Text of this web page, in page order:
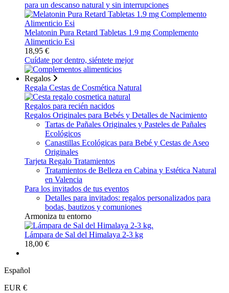
para un descanso natural y sin interrupciones
Melatonin Pura Retard Tabletas 1.9 mg Complemento
Alimenticio Esi
18,95 €
Cuídate por dentro, siéntete mejor
Regalos
Regala Cestas de Cosmética Natural
Regalos para recién nacidos
Regalos Originales para Bebés y Detalles de Nacimiento
Tartas de Pañales Originales y Pasteles de Pañales
Ecológicos
Canastillas Ecológicas para Bebé y Cestas de Aseo
Originales
Tarjeta Regalo Tratamientos
Tratamientos de Belleza en Cabina y Estética Natural
en Valencia
Para los invitados de tus eventos
Detalles para invitados: regalos personalizados para
bodas, bautizos y comuniones
Armoniza tu entorno
Lámpara de Sal del Himalaya 2-3 kg
18,00 €
Español
EUR €